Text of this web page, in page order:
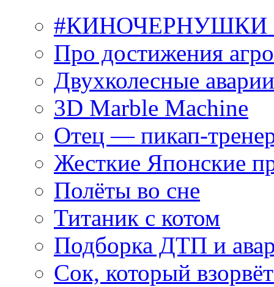
#КИНОЧЕРНУШКИ
Про достижения
Двухколесные
3D Marble Machine
Отец — пикап-
Жесткие Японские
Полёты во сне
Титаник с котом
Подборка ДТП и
Сок, который